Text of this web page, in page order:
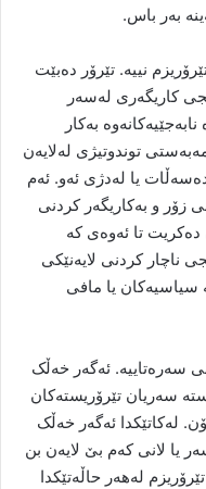
بەر باس.
نییە. تێرۆر دەبێت
کاریگەری لەسەر
بەکار
توندوتیژی لەلایەن
یا لەدژی ئەو. ئەم
زۆر و بەکاریگەر کردنی
تا ئەوەی کە
ناچار کردنی لایەنێکی
سیاسیەکان یا مافی
سەرەتاییە. ئەگەر خەڵک
سەریان تێرۆریستەکان
لەکاتێکدا ئەگەر خەڵک
یا لانی کەم بێ لایەن بن
لەهەر حاڵەتێکدا